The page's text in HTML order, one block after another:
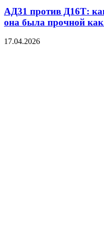
АД31 против Д16Т:
она была прочной
17.04.2026